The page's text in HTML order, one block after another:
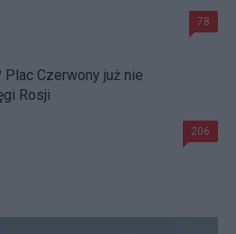
78
Plac Czerwony już nie
Rosji
206